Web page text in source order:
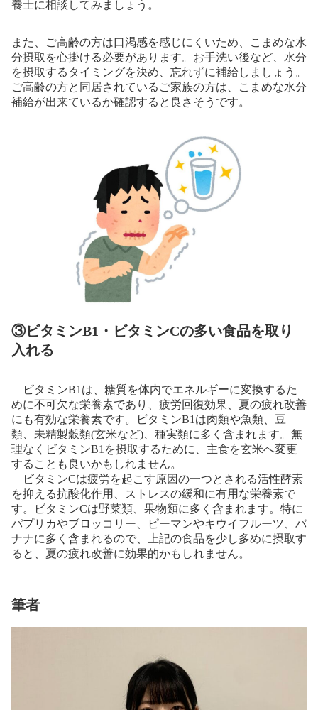
養士に相談してみましょう。
また、ご高齢の方は口渇感を感じにくいため、こまめな水
分摂取を心掛ける必要があります。お手洗い後など、水分
を摂取するタイミングを決め、忘れずに補給しましょう。
ご高齢の方と同居されているご家族の方は、こまめな水分
補給が出来ているか確認すると良さそうです。
③ビタミンB1・ビタミンCの多い食品を取り
入れる
ビタミンB1は、糖質を体内でエネルギーに変換するた
めに不可欠な栄養素であり、疲労回復効果、夏の疲れ改善
にも有効な栄養素です。ビタミンB1は肉類や魚類、豆
類、未精製穀類(玄米など)、種実類に多く含まれます。無
理なくビタミンB1を摂取するために、主食を玄米へ変更
することも良いかもしれません。
ビタミンCは疲労を起こす原因の一つとされる活性酵素
を抑える抗酸化作用、ストレスの緩和に有用な栄養素で
す。ビタミンCは野菜類、果物類に多く含まれます。特に
パプリカやブロッコリー、ピーマンやキウイフルーツ、バ
ナナに多く含まれるので、上記の食品を少し多めに摂取す
ると、夏の疲れ改善に効果的かもしれません。
筆者